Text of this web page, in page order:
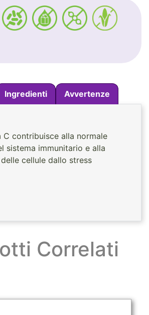
Ingredienti Avvertenze
C contribuisce alla normale
sistema immunitario e alla
cellule dallo stress
Correlati